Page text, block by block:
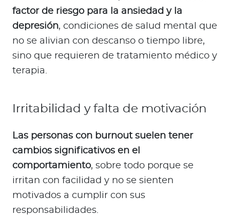
factor de riesgo para la ansiedad y la
depresión, condiciones de salud mental que
no se alivian con descanso o tiempo libre,
sino que requieren de tratamiento médico y
terapia.
Irritabilidad y falta de motivación
Las personas con burnout suelen tener
cambios significativos en el
comportamiento, sobre todo porque se
irritan con facilidad y no se sienten
motivados a cumplir con sus
responsabilidades.